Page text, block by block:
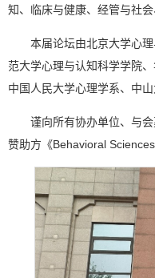
知、临床与健康、经管与社会
本届论坛由北京大学心
范大学心理与认知科学学院
中国人民大学心理学系、中山
谨向所有协办单位、与
赞助方《Behavioral